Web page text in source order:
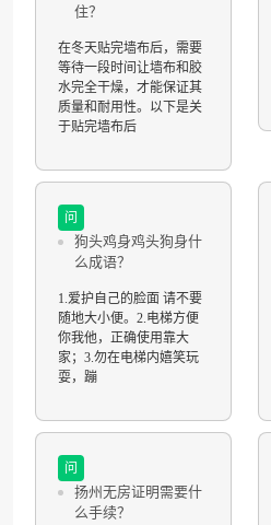
住？
在冬天贴完墙布后，需要
等待一段时间让墙布和胶
水完全干燥，才能保证其
质量和耐用性。以下是关
于贴完墙布后
问
狗头鸡身鸡头狗身什
么成语？
1.爱护自己的脸面 请不要
随地大小便。2.电梯方便
你我他，正确使用靠大
家；3.勿在电梯内嬉笑玩
耍，蹦
问
扬州无房证明需要什
么手续？